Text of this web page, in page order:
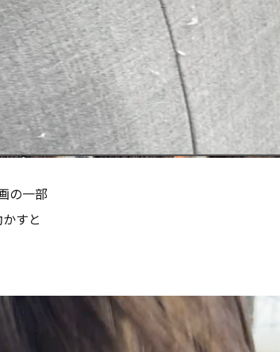
の一部
すと